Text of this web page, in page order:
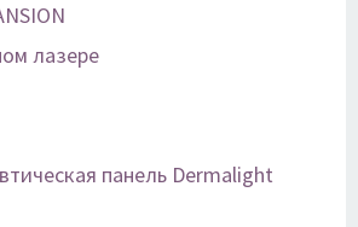
лазере
панель Dermalight